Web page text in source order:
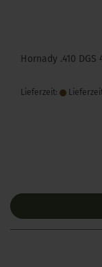
Hornady .410
Lieferzeit: